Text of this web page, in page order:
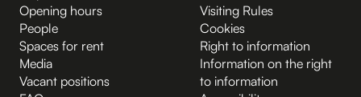
Opening hours
People
Spaces for rent
Media
Vacant positions
Visiting Rules
Cookies
Right to information
Information on the right
to information